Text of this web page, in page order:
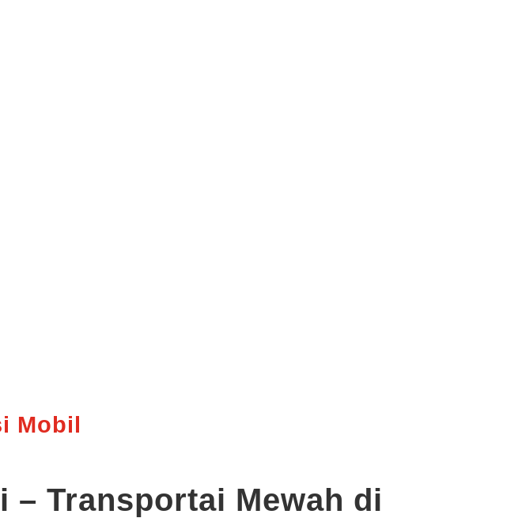
Mobil
– Transportai Mewah di